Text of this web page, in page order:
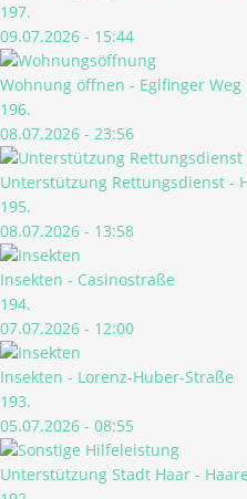
197.
09.07.2026 - 15:44
Wohnung öffnen - Eglfinger Weg
196.
08.07.2026 - 23:56
Unterstützung Rettungsdienst -
195.
08.07.2026 - 13:58
Insekten - Casinostraße
194.
07.07.2026 - 12:00
Insekten - Lorenz-Huber-Straße
193.
05.07.2026 - 08:55
Unterstützung Stadt Haar -